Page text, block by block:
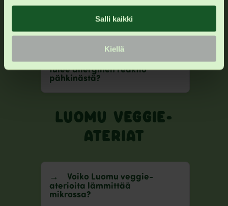
Salli kaikki
Kiellä
Mitä tehdä jos pelkää,
että lapselle tulee allerginen
reaktio pähkinöistä?
Miten toimia jos lapselle
tulee allerginen reaktio
pähkinästä?
LUOMU VEGGIE-
ATERIAT
Voiko Luomu veggie-
aterioita lämmittää
mikrossa?